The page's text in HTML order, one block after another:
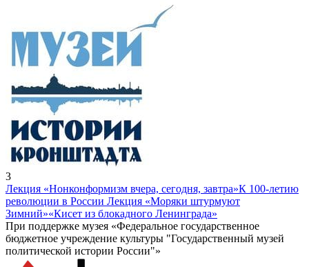
3
Лекция «Нонконформизм вчера, сегодня, завтра»К 100-летию
революции в России Лекция «Моряки штурмуют
Зимний»«Кисет из блокадного Ленинграда»
При поддержке музея «Федеральное государственное
бюджетное учреждение культуры "Государственный музей
политической истории России"»